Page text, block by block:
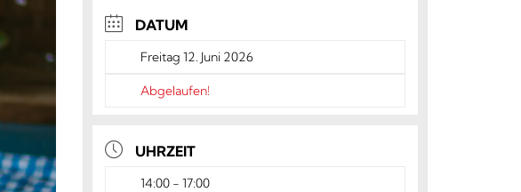
DATUM
Freitag 12. Juni 2026
Abgelaufen!
UHRZEIT
14:00 - 17:00